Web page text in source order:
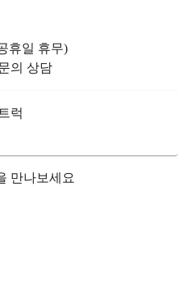
휴일 휴무)
의 상담
럭
만나보세요